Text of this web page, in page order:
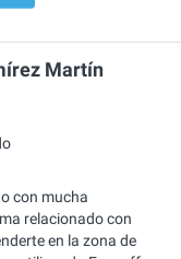
Martín
con mucha
relacionado con
en la zona de